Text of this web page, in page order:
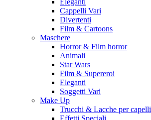
Eleganti
Cappelli Vari
Divertenti
Film & Cartoons
Maschere
Horror & Film horror
Animali
Star Wars
Film & Supereroi
Eleganti
Soggetti Vari
Make Up
Trucchi & Lacche per capelli
Effetti Speciali